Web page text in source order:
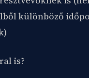
különböző
is?